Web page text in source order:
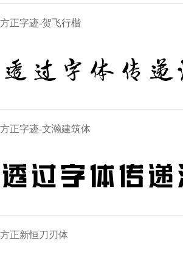
方正字迹-贺飞行楷
透过字体传
方正字迹-文瀚建筑体
透过字体传
方正新恒刀刃体